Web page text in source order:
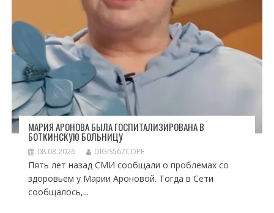
МАРИЯ АРОНОВА БЫЛА ГОСПИТАЛИЗИРОВАНА В
БОТКИНСКУЮ БОЛЬНИЦУ
08.08.2026 DIGIS567COPE
Пять лет назад СМИ сообщали о проблемах со
здоровьем у Марии Ароновой. Тогда в Сети
сообщалось,...